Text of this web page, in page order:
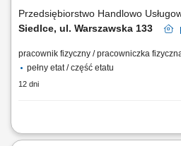
Przedsiębiorstwo Handlowo
Siedlce, ul. Warszawska 133
pracownik fizyczny / pracowniczka
pełny etat / część etatu
12 dni
Opis stanowiska: Obsługa Gości